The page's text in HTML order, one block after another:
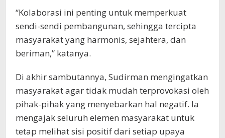
“Kolaborasi ini penting untuk memperkuat
sendi-sendi pembangunan, sehingga tercipta
masyarakat yang harmonis, sejahtera, dan
beriman,” katanya.
Di akhir sambutannya, Sudirman mengingatkan
masyarakat agar tidak mudah terprovokasi oleh
pihak-pihak yang menyebarkan hal negatif. Ia
mengajak seluruh elemen masyarakat untuk
tetap melihat sisi positif dari setiap upaya